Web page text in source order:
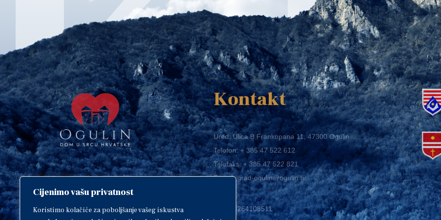
Cijenimo vašu privatnost
Koristimo kolačiće za poboljšanje vašeg iskustva
Copyright © 2018. Grad Ogulin,
sva prava pridržana.
Kontakt
Ured: Ulica B.Frankopana 11, 47300 Ogulin
Telefon:+ 385 47 522 612
Telefaks:+ 385 47 522 821
E-mail:grad-ogulin@ogulin.hr
OIB: 58264108511
IBAN: HR1424020061829700009